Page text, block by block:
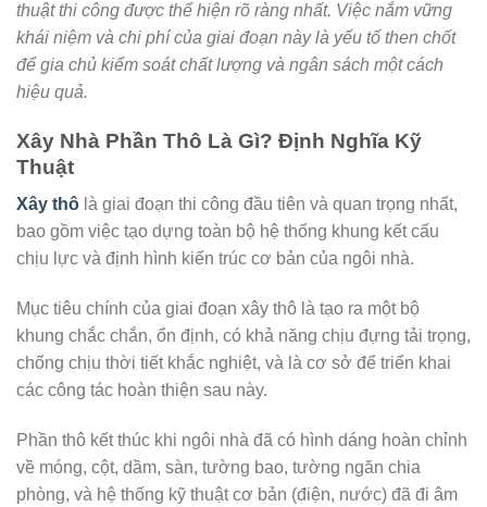
thuật thi công được thể hiện rõ ràng nhất. Việc nắm vững
khái niệm và chi phí của giai đoạn này là yếu tố then chốt
để gia chủ kiểm soát chất lượng và ngân sách một cách
hiệu quả.
Xây Nhà Phần Thô Là Gì? Định Nghĩa Kỹ
Thuật
Xây thô là giai đoạn thi công đầu tiên và quan trọng nhất,
bao gồm việc tạo dựng toàn bộ hệ thống khung kết cấu
chịu lực và định hình kiến trúc cơ bản của ngôi nhà.
Mục tiêu chính của giai đoạn xây thô là tạo ra một bộ
khung chắc chắn, ổn định, có khả năng chịu đựng tải trọng,
chống chịu thời tiết khắc nghiệt, và là cơ sở để triển khai
các công tác hoàn thiện sau này.
Phần thô kết thúc khi ngôi nhà đã có hình dáng hoàn chỉnh
về móng, cột, dầm, sàn, tường bao, tường ngăn chia
phòng, và hệ thống kỹ thuật cơ bản (điện, nước) đã đi âm